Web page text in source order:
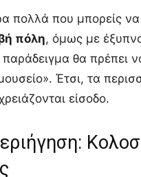
πολλά που μπορείς να
πόλη, όμως με
παράδειγμα θα πρέπει
Έτσι, τα
είσοδο.